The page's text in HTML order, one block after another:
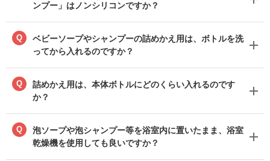
ンプー」はノンシリコンですか？
Q
ベビーソープやシャンプーの詰めかえ用は、ボトルを洗
ってから入れるのですか？
Q
詰めかえ用は、本体ボトルにどのくらい入れるのです
か？
Q
泡ソープや泡シャンプー等を浴室内に置いたまま、浴室
乾燥機を使用しても良いですか？